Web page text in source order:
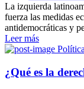
La izquierda
fuerza las medidas
antidemocráticas y
Leer más
Política
¿Qué es la